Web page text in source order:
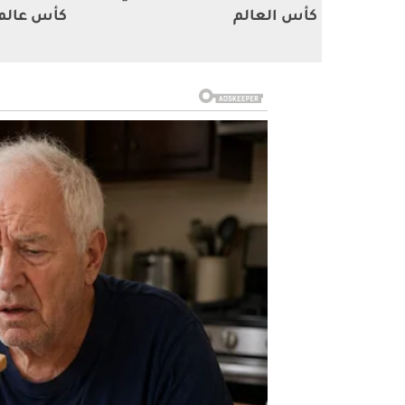
كأس العالم كأس